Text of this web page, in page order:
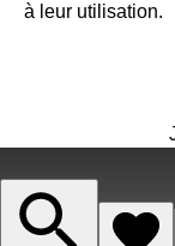
à leur utilisation.